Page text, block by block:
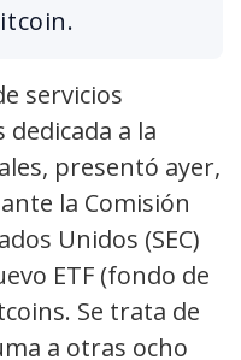
servicios
a la
presentó ayer,
la Comisión
Unidos (SEC)
ETF (fondo de
Se trata de
a otras ocho